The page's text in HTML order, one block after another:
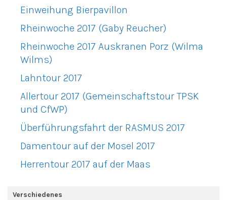
Einweihung Bierpavillon
Rheinwoche 2017 (Gaby Reucher)
Rheinwoche 2017 Auskranen Porz (Wilma
Wilms)
Lahntour 2017
Allertour 2017 (Gemeinschaftstour TPSK
und CfWP)
Überführungsfahrt der RASMUS 2017
Damentour auf der Mosel 2017
Herrentour 2017 auf der Maas
Verschiedenes